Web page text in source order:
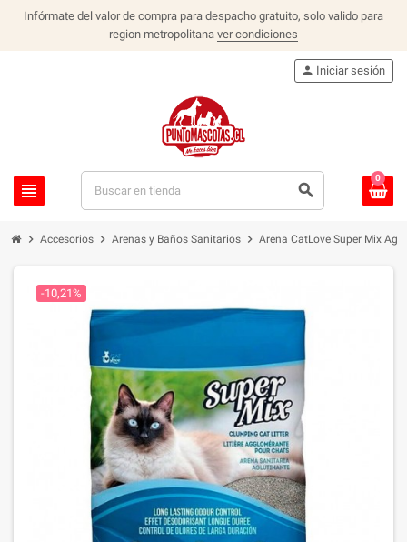
Infórmate del valor de compra para despacho gratuito, solo valido para
region metropolitana ver condiciones
view_headline search
person Iniciar sesión
0
chevron_right Accesorios chevron_right Arenas y Baños Sanitarios chevron_right Arena CatLove Super Mix
-10,21%